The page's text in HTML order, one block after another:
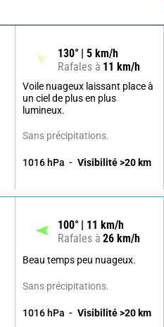
130° 5 km/h
Rafales à 11 km/h
Voile nuageux laissant place à
un ciel de plus en plus
lumineux.
Sans précipitations.
1016 hPa Visibilité >20 km
100° 11 km/h
Rafales à 26 km/h
Beau temps peu nuageux.
Sans précipitations.
1016 hPa Visibilité >20 km